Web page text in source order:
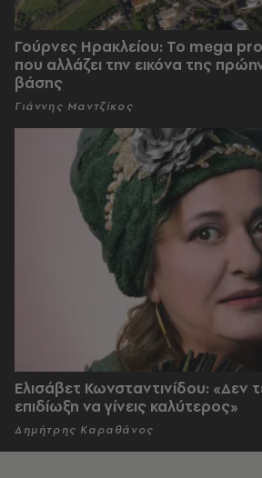
Γούρνες Ηρακλείου: To mega
που αλλάζει την εικόνα της
βάσης
Γιάννης Μαντζίκος
Ελισάβετ Κωνσταντινίδου: «Δεν
επιδίωξη να γίνεις καλύτερος»
Δημήτρης Καραθάνος